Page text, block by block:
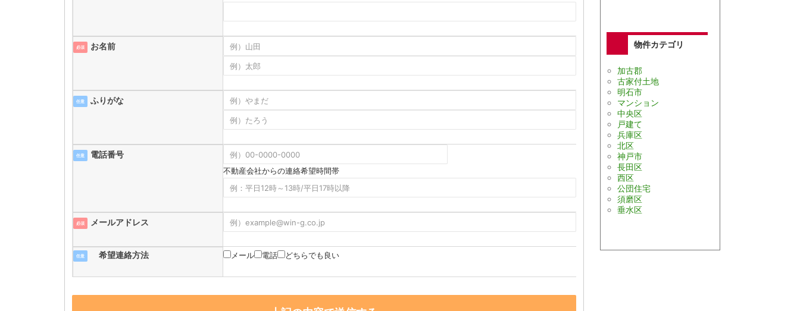
必須 お名前
任意 ふりがな
任意 電話番号
不動産会社からの連絡希望時間帯
必須 メールアドレス
任意 希望連絡方法 メール 電話 どちらでも良い
物件カテゴリ
加古郡
古家付土地
明石市
マンション
中央区
戸建て
兵庫区
北区
神戸市
長田区
西区
公団住宅
須磨区
垂水区